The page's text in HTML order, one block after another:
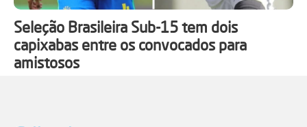
Seleção Brasileira Sub-15 tem dois
capixabas entre os convocados para
amistosos